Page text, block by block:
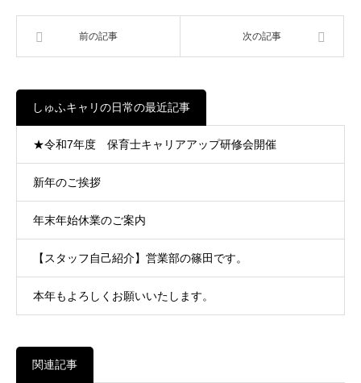
前の記事 次の記事
しゅふキャリの日常の最近記事
★令和7年度 保育士キャリアアップ研修会開催
新年のご挨拶
年末年始休業のご案内
【スタッフ自己紹介】営業部の篠田です。
本年もよろしくお願いいたします。
関連記事